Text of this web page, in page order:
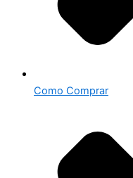
Como Comprar